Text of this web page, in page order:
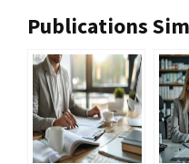
Publications